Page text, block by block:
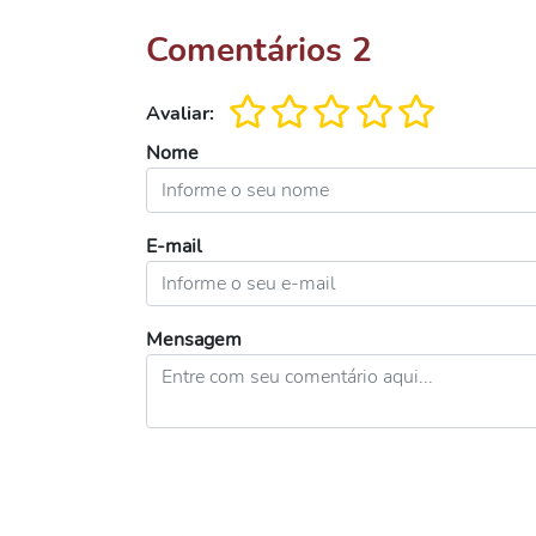
Comentários 2
Avaliar:
Nome
E-mail
Mensagem